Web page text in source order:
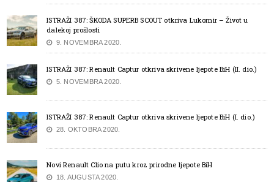
ISTRAŽI 387: ŠKODA SUPERB SCOUT otkriva Lukomir – Život u
dalekoj prošlosti
9. NOVEMBRA 2020.
ISTRAŽI 387: Renault Captur otkriva skrivene ljepote BiH (II. dio.)
5. NOVEMBRA 2020.
ISTRAŽI 387: Renault Captur otkriva skrivene ljepote BiH (I. dio.)
28. OKTOBRA 2020.
Novi Renault Clio na putu kroz prirodne ljepote BiH
18. AUGUSTA 2020.